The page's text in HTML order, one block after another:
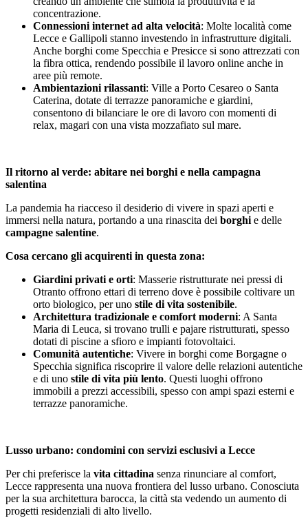
concentrazione.
Connessioni internet ad alta velocità: Molte località come
Lecce e Gallipoli stanno investendo in infrastrutture digitali.
Anche borghi come Specchia e Presicce si sono attrezzati con
la fibra ottica, rendendo possibile il lavoro online anche in
aree più remote.
Ambientazioni rilassanti: Ville a Porto Cesareo o Santa
Caterina, dotate di terrazze panoramiche e giardini,
consentono di bilanciare le ore di lavoro con momenti di
relax, magari con una vista mozzafiato sul mare.
Il ritorno al verde: abitare nei borghi e nella campagna
salentina
La pandemia ha riacceso il desiderio di vivere in spazi aperti e
immersi nella natura, portando a una rinascita dei borghi e delle
campagne salentine.
Cosa cercano gli acquirenti in questa zona:
Giardini privati e orti: Masserie ristrutturate nei pressi di
Otranto offrono ettari di terreno dove è possibile coltivare un
orto biologico, per uno stile di vita sostenibile.
Architettura tradizionale e comfort moderni: A Santa
Maria di Leuca, si trovano trulli e pajare ristrutturati, spesso
dotati di piscine a sfioro e impianti fotovoltaici.
Comunità autentiche: Vivere in borghi come Borgagne o
Specchia significa riscoprire il valore delle relazioni autentiche
e di uno stile di vita più lento. Questi luoghi offrono
immobili a prezzi accessibili, spesso con ampi spazi esterni e
terrazze panoramiche.
Lusso urbano: condomini con servizi esclusivi a Lecce
Per chi preferisce la vita cittadina senza rinunciare al comfort,
Lecce rappresenta una nuova frontiera del lusso urbano. Conosciuta
per la sua architettura barocca, la città sta vedendo un aumento di
progetti residenziali di alto livello.